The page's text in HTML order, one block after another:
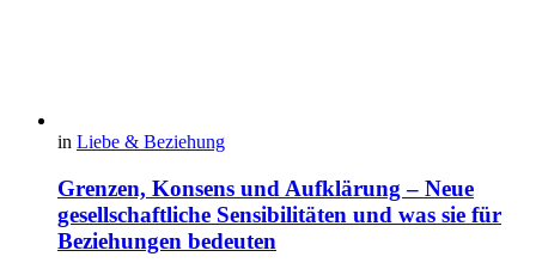
in Liebe & Beziehung
Grenzen, Konsens und Aufklärung – Neue
gesellschaftliche Sensibilitäten und was sie für
Beziehungen bedeuten